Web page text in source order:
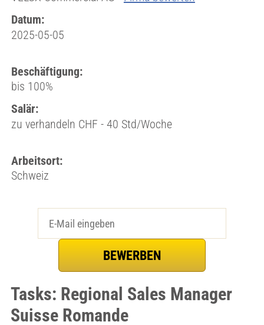
Datum:
2025-05-05
Beschäftigung:
bis 100%
Salär:
zu verhandeln CHF - 40 Std/Woche
Arbeitsort:
Schweiz
Tasks: Regional Sales Manager
Suisse Romande